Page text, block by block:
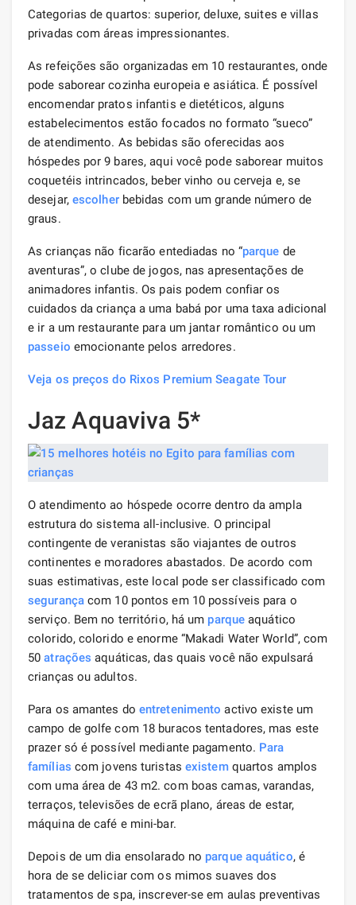
Categorias de quartos: superior, deluxe, suites e villas
privadas com áreas impressionantes.
As refeições são organizadas em 10 restaurantes, onde
pode saborear cozinha europeia e asiática. É possível
encomendar pratos infantis e dietéticos, alguns
estabelecimentos estão focados no formato “sueco”
de atendimento. As bebidas são oferecidas aos
hóspedes por 9 bares, aqui você pode saborear muitos
coquetéis intrincados, beber vinho ou cerveja e, se
desejar, escolherbebidas com um grande número de
graus.
As crianças não ficarão entediadas no “parque de
aventuras”, o clube de jogos, nas apresentações de
animadores infantis. Os pais podem confiar os
cuidados da criança a uma babá por uma taxa adicional
e ir a um restaurante para um jantar romântico ou um
passeio emocionante pelos arredores.
Veja os preços do Rixos Premium Seagate Tour
Jaz Aquaviva 5*
O atendimento ao hóspede ocorre dentro da ampla
estrutura do sistema all-inclusive. O principal
contingente de veranistas são viajantes de outros
continentes e moradores abastados. De acordo com
suas estimativas, este local pode ser classificado com
segurançacom 10 pontos em 10 possíveis para o
serviço. Bem no território, há um parque aquático
colorido, colorido e enorme “Makadi Water World”, com
50atrações aquáticas, das quais você não expulsará
crianças ou adultos.
Para os amantes do entretenimento activo existe um
campo de golfe com 18 buracos tentadores, mas este
prazer só é possível mediante pagamento. Para
famílias com jovens turistas existemquartos amplos
com uma área de 43 m2. com boas camas, varandas,
terraços, televisões de ecrã plano, áreas de estar,
máquina de café e mini-bar.
Depois de um dia ensolarado no parque aquático, é
hora de se deliciar com os mimos suaves dos
tratamentos de spa, inscrever-se em aulas preventivas